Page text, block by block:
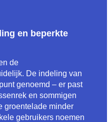
en beperkte
de
De indeling van
genoemd – er past
en sommigen
groentelade minder
gebruikers noemen